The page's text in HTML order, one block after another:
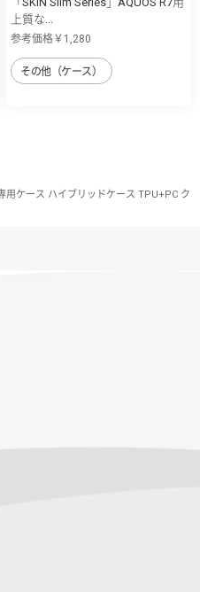
上質な...
参考価格￥1,280
その他（ケース）
用ケース ハイブリッドケース TPU+PC ク